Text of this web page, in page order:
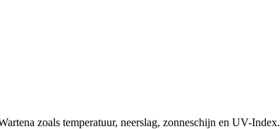
zoals temperatuur, neerslag, zonneschijn en UV-Index.